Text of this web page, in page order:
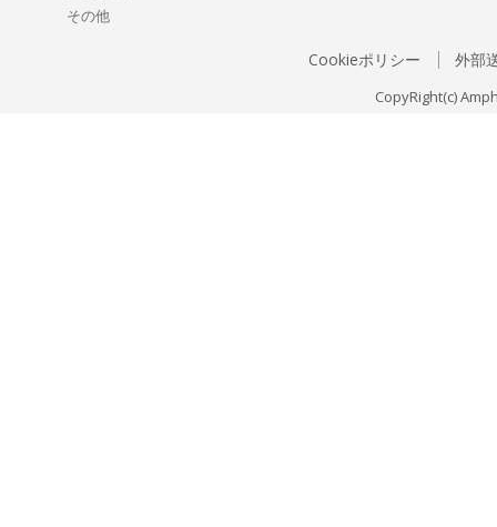
その他
Cookieポリシー 外部
CopyRight(c)